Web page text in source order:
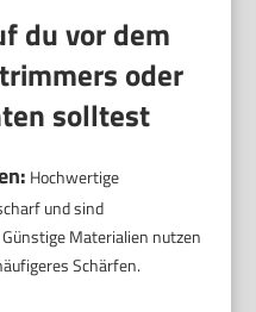
du vor dem
oder
solltest
Hochwertige
und sind
Materialien nutzen
Schärfen.